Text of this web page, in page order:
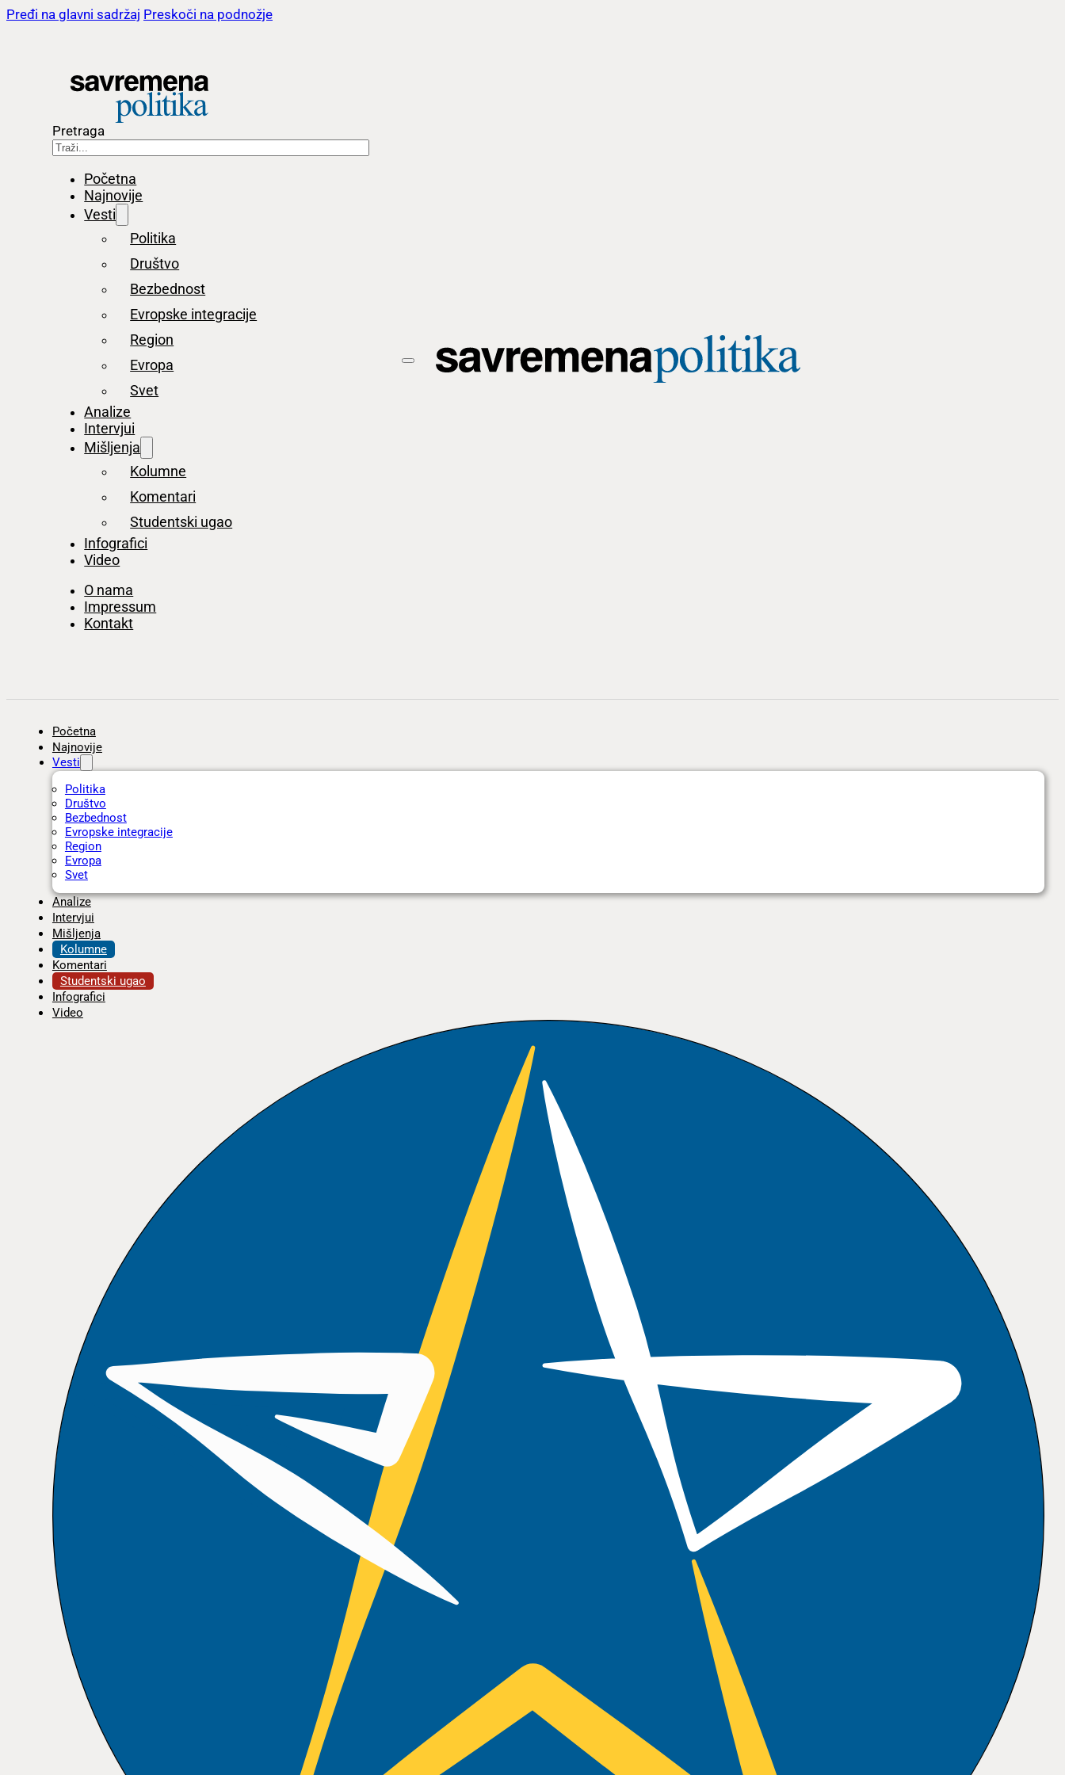
Pređi na glavni sadržaj Preskoči na podnožje
Pretraga
Početna
Najnovije
Vesti
Politika
Društvo
Bezbednost
Evropske integracije
Region
Evropa
Svet
Analize
Intervjui
Mišljenja
Kolumne
Komentari
Studentski ugao
Infografici
Video
O nama
Impressum
Kontakt
Početna
Najnovije
Vesti
Politika
Društvo
Bezbednost
Evropske integracije
Region
Evropa
Svet
Analize
Intervjui
Mišljenja
Kolumne
Komentari
Studentski ugao
Infografici
Video